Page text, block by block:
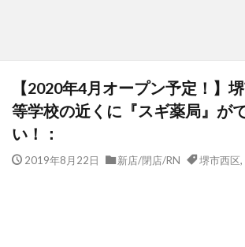
【2020年4月オープン予定！】
等学校の近くに『スギ薬局』が
い！：
2019年8月22日 新店/閉店/RN 堺市西区,